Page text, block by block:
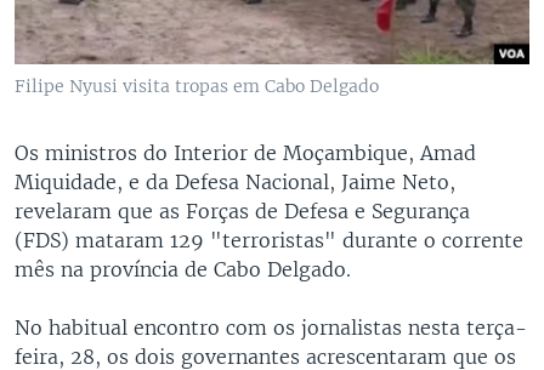
Filipe Nyusi visita tropas em Cabo Delgado
Os ministros do Interior de Moçambique, Amad
Miquidade, e da Defesa Nacional, Jaime Neto,
revelaram que as Forças de Defesa e Segurança
(FDS) mataram 129 "terroristas" durante o corrente
mês na província de Cabo Delgado.
No habitual encontro com os jornalistas nesta terça-
feira, 28, os dois governantes acrescentaram que os